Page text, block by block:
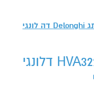
Delonghi דה לונגי
מפזר חום עומד דגם HVA3220 דלונגי